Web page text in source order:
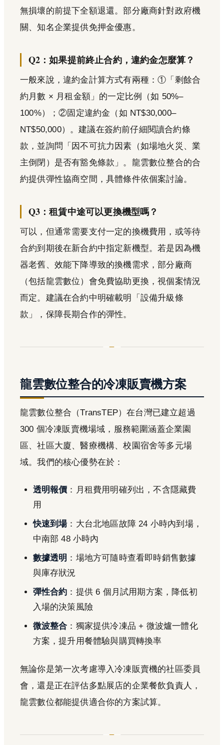
無損壞的前提下全額退還。部分廠商針對政府機
關、知名企業提供免押金優惠。
Q2：如果提前終止合約，違約金怎麼算？
一般來說，違約金計算方式有兩種：①「剩餘合
約月數 × 月租金額」的一定比例（如 50%–
100%）；②固定違約金（如 NT$30,000–
NT$50,000）。建議在簽約前仔細閱讀合約條
款，並詢問「因不可抗力因素（如場地火災、業
主倒閉）是否有豁免條款」。龍雲數位整合的合
約提供彈性協商空間，具體條件依個案討論。
Q3：租賃中途可以更換機型嗎？
可以，但通常需要支付一定的換機費用，或等待
合約到期後在新合約中指定新機型。若是因為機
器老舊、效能下降導致的換機需求，部分廠商
（包括龍雲數位）會免費協助更換，視個案情況
而定。建議在合約中明確載明「設備升級條
款」，保障長期合作的彈性。
龍雲數位整合的冷凍販賣機方案
龍雲數位整合（TransTEP）在台灣已建立超過
300 個冷凍販賣機場域，服務範圍涵蓋企業園
區、社區大廈、醫療機構、校園宿舍等多元場
域。我們的核心優勢在於：
透明報價 ：月租費用明確列出，不含隱藏費
用
快速到場：大台北地區故障 24 小時內到場，
中南部 48 小時內
數據透明 ：場地方可隨時查看即時銷售數據
與庫存狀況
彈性合約 ：提供 6 個月試用期方案，降低初
入場的決策風險
微波整合 ：獨家提供冷凍品 + 微波爐一體化
方案，提升用餐體驗與購買轉換率
無論你是第一次考慮導入冷凍販賣機的社區委員
會，還是正在評估多點展店的企業餐飲負責人，
龍雲數位都能提供適合你的方案試算。